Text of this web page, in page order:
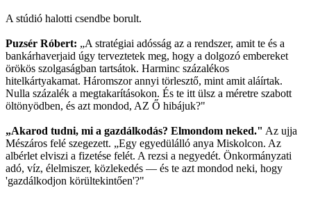
A stúdió halotti csendbe borult.
Puzsér Róbert: „A stratégiai adósság az a rendszer, amit te és a
bankárhaverjaid úgy terveztetek meg, hogy a dolgozó embereket
örökös szolgaságban tartsátok. Harminc százalékos
hitelkártyakamat. Háromszor annyi törlesztő, mint amit aláírtak.
Nulla százalék a megtakarításokon. És te itt ülsz a méretre szabott
öltönyödben, és azt mondod, AZ Ő hibájuk?"
„Akarod tudni, mi a gazdálkodás? Elmondom neked." Az ujja
Mészáros felé szegezett. „Egy egyedülálló anya Miskolcon. Az
albérlet elviszi a fizetése felét. A rezsi a negyedét. Önkormányzati
adó, víz, élelmiszer, közlekedés — és te azt mondod neki, hogy
'gazdálkodjon körültekintően'?"